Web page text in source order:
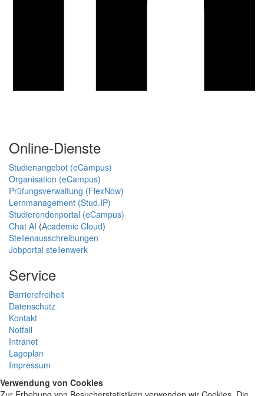
Online-Dienste
Studienangebot (eCampus)
Organisation (eCampus)
Prüfungsverwaltung (FlexNow)
Lernmanagement (Stud.IP)
Studierendenportal (eCampus)
Chat AI (Academic Cloud)
Stellenausschreibungen
Jobportal stellenwerk
Service
Barrierefreiheit
Datenschutz
Kontakt
Notfall
Intranet
Lageplan
Impressum
Verwendung von Cookies